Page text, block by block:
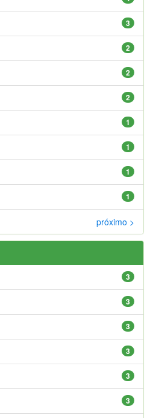
3
2
2
2
1
1
1
1
próximo >
3
3
3
3
3
3